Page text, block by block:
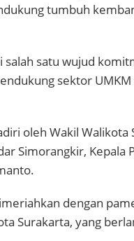
tumbuh
salah satu wujud
sektor
oleh Wakil
Simorangkir, Kepala
dengan
Surakarta, yang